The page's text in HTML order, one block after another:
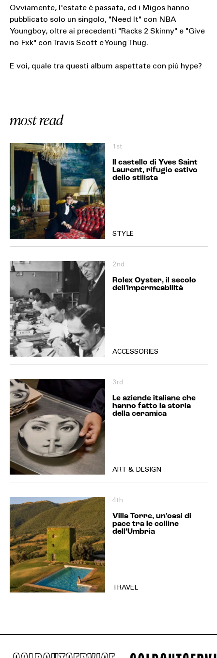
Ovviamente, l'estate è passata, ed i Migos hanno
pubblicato solo un singolo, "Need It" con NBA
Youngboy, oltre ai precedenti "Racks 2 Skinny" e "Give
no Fxk" con Travis Scott e Young Thug.
E voi, quale tra questi album aspettate con più hype?
most read
1st
Il castello di Yves Saint
Laurent, rifugio estivo
dello stilista
STYLE
2nd
Rolex Oyster, il secolo
dell'impermeabilità
ACCESSORIES
3rd
Le aziende italiane che
hanno fatto la storia
della ceramica
ART & DESIGN
4th
Villa Torre, un’oasi di
pace tra le colline
dell’Umbria
TRAVEL